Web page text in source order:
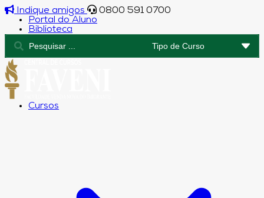
Indique amigos
0800 591 0700
Portal do Aluno
Biblioteca
Cursos